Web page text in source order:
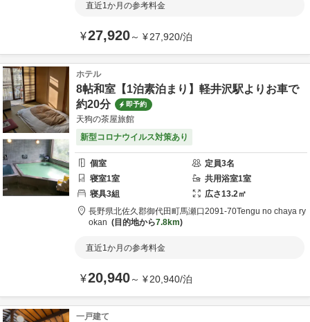
直近1か月の参考料金
¥27,920～ ¥27,920/泊
ホテル
8帖和室【1泊素泊まり】軽井沢駅よりお車で
約20分
即予約
天狗の茶屋旅館
新型コロナウイルス対策あり
個室 定員3名
寝室1室 共用浴室1室
寝具3組 広さ13.2㎡
長野県北佐久郡御代田町馬瀬口2091-70Tengu no chaya ry
okan
目的地から7.8km
直近1か月の参考料金
¥20,940～ ¥20,940/泊
一戸建て